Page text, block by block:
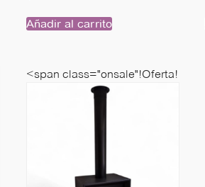
Añadir al carrito
<span class="onsale"!Oferta!